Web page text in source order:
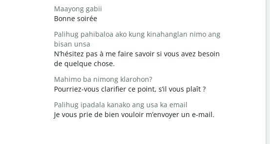
Maayong gabii
Bonne soirée
Palihug pahibaloa ako kung kinahanglan nimo ang
bisan unsa
N’hésitez pas à me faire savoir si vous avez besoin
de quelque chose.
Mahimo ba nimong klarohon?
Pourriez-vous clarifier ce point, s’il vous plaît ?
Palihug ipadala kanako ang usa ka email
Je vous prie de bien vouloir m’envoyer un e-mail.